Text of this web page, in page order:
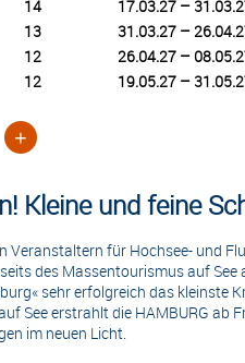
14 17.03.27 –
13 31.03.27 –
12 26.04.27 –
12 19.05.27 –
+
Kleine und feine
Veranstaltern für Hochsee- und
des Massentourismus auf See
sehr erfolgreich das kleinste
See erstrahlt die HAMBURG ab
im neuen Licht.